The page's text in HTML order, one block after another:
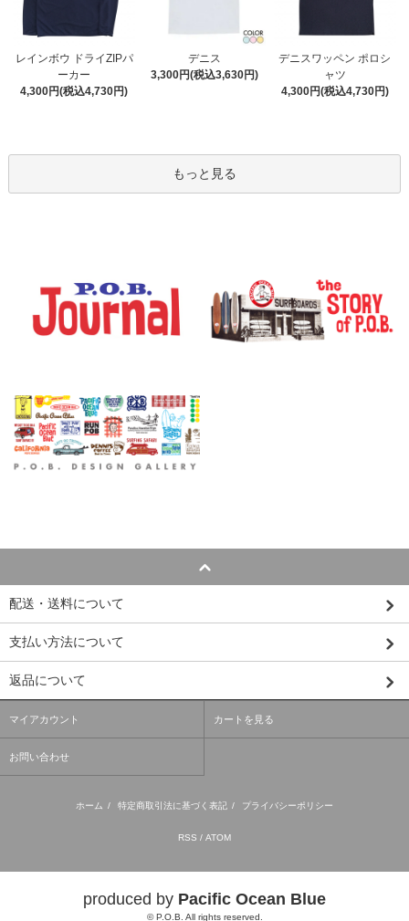
レインボウ ドライZIPパ
ーカー
4,300円(税込4,730円)
デニス
3,300円(税込3,630円)
デニスワッペン ポロシ
ャツ
4,300円(税込4,730円)
もっと見る
配送・送料について
支払い方法について
返品について
マイアカウント カートを見る
お問い合わせ
ホーム / 特定商取引法に基づく表記 / プライバシーポリシー
RSS / ATOM
produced by Pacific Ocean Blue
© P.O.B. All rights reserved.